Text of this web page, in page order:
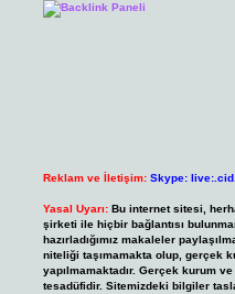
Reklam ve İletişim: Skype:
Yasal Uyarı: Bu internet sitesi,
şirketi ile hiçbir bağlantısı
hazırladığımız makaleler
niteliği taşımamakta olup, gerçek
yapılmamaktadır. Gerçek kurum
tesadüfidir. Sitemizdeki bilgiler